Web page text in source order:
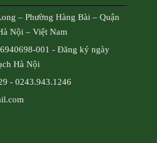
– Phường Hàng Bài – Quận
Nội – Việt Nam
001 - Đăng ký ngày
Hà Nội
- 0243.943.1246